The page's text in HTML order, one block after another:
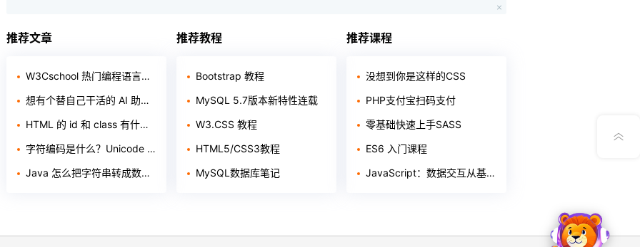
推荐文章
W3Cschool 热门编程语言排行榜 2020年 10月 TOP10
想有个替自己干活的 AI 助手？聊聊 Loomy 这个「AI 工作搭子」
HTML 的 id 和 class 有什么区别？给新手的 3 个判断标准
字符编码是什么？Unicode 和 ASCII 的核心区别一次讲透
Java 怎么把字符串转成数字？附 3 种方法及常见报错
推荐教程
Bootstrap 教程
MySQL 5.7版本新特性连载
W3.CSS 教程
HTML5/CSS3教程
MySQL数据库笔记
推荐课程
没想到你是这样的CSS
PHP支付宝扫码支付
零基础快速上手SASS
ES6 入门课程
JavaScript：数据交互从基础到进阶